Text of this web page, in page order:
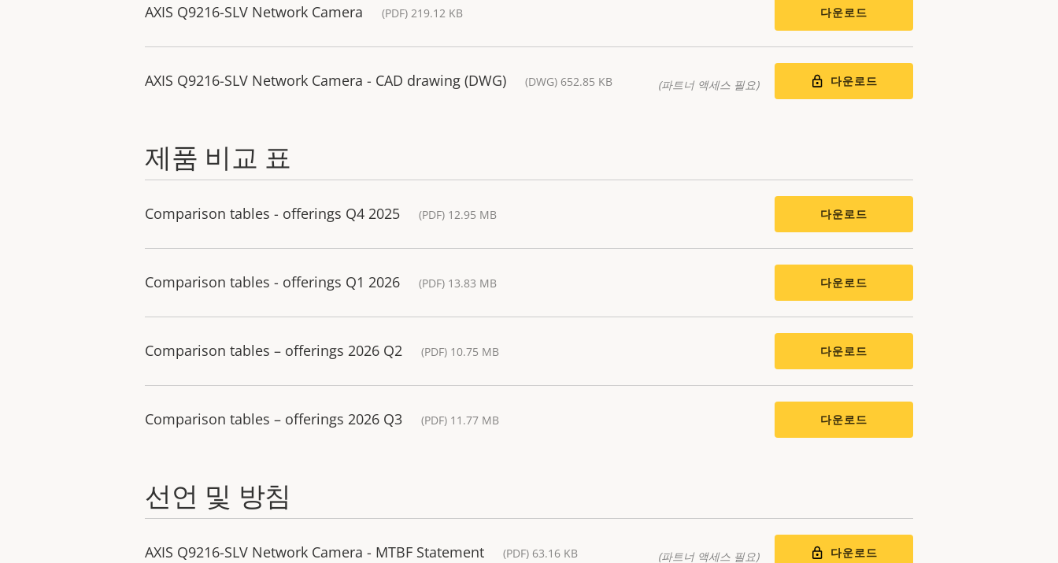
AXIS Q9216-SLV Network Camera (PDF) 219.12 KB 다운로드
AXIS Q9216-SLV Network Camera - CAD drawing (DWG) (DWG) 652.85 KB (파트너 액세스 필요) 다운로드
제품 비교 표
Comparison tables - offerings Q4 2025 (PDF) 12.95 MB 다운로드
Comparison tables - offerings Q1 2026 (PDF) 13.83 MB 다운로드
Comparison tables – offerings 2026 Q2 (PDF) 10.75 MB 다운로드
Comparison tables – offerings 2026 Q3 (PDF) 11.77 MB 다운로드
선언 및 방침
AXIS Q9216-SLV Network Camera - MTBF Statement (PDF) 63.16 KB (파트너 액세스 필요) 다운로드